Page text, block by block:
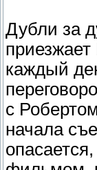
Дубли за
каждый
с
начала